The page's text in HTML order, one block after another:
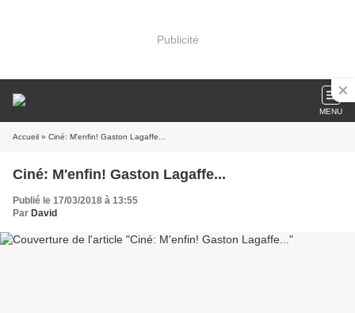
Publicité
MENU
Accueil » Ciné: M'enfin! Gaston Lagaffe...
Ciné: M'enfin! Gaston Lagaffe...
Publié le 17/03/2018 à 13:55
Par David